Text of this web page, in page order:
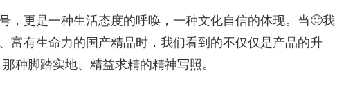
，更是一种生活态度的呼唤，一种文化自信的体现。当🙂我
富有生命力的国产精品时，我们看到的不仅仅是产品的升
种脚踏实地、精益求精的精神写照。